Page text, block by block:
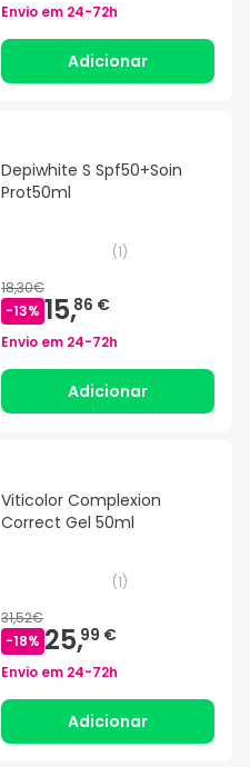
Envio em 24-72h
Adicionar
Depiwhite S Spf50+Soin
Prot50ml
(1)
18,30€
-13% 15,86 €
Envio em 24-72h
Adicionar
Viticolor Complexion
Correct Gel 50ml
(1)
31,52€
-18% 25,99 €
Envio em 24-72h
Adicionar